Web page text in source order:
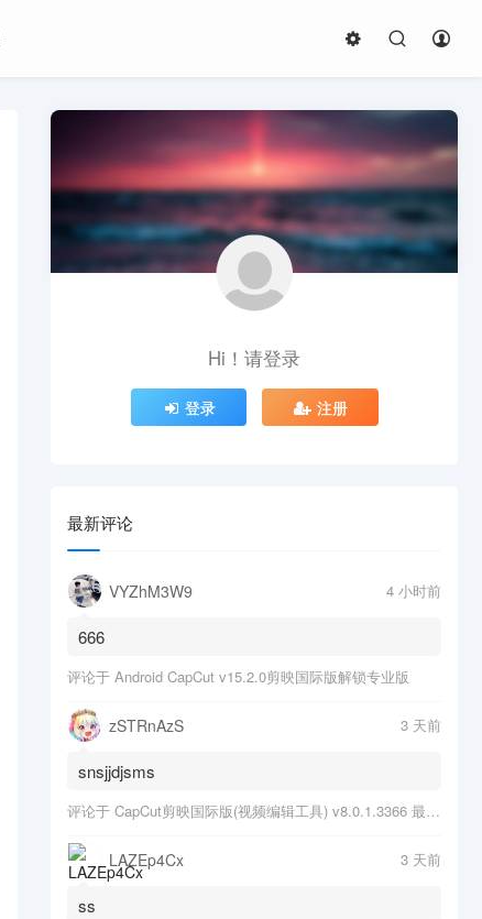
Hi！请登录
登录 注册
最新评论
VYZhM3W9 4 小时前
666
评论于 Android CapCut v15.2.0剪映国际版解锁专业版
zSTRnAzS 3 天前
snsjjdjsms
评论于 CapCut剪映国际版(视频编辑工具) v8.0.1.3366 最新版
LAZEp4Cx 3 天前
ss